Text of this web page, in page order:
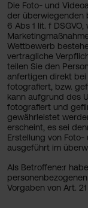
Die Foto- und
der überwiegenden
6 Abs 1 lit. f
Wettbewerb
vertragliche
teilen Sie den
anfertigen direkt bei
fotografiert, bzw.
kann aufgrund des
fotografiert und
gewährleistet
erscheint, es sei
Erstellung von
ausgeführt im
Als Betroffene:r
Vorgaben von Art.